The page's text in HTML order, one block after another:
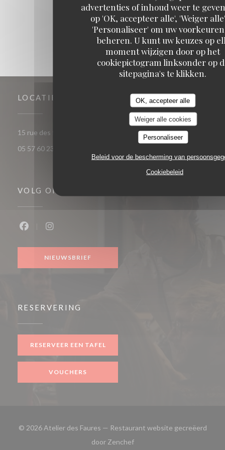
advertenties of inhoud weer te
op 'OK, accepteer alle', 'Weiger
'Personaliseer' om uw
beheren. U kunt uw keuzes op
moment wijzigen door op het
cookiepictogram linksonder op
sitepagina's te klikken.
OK, accepteer alle
Weiger alle cookies
Personaliseer
Beleid voor de bescherming van
Cookiebeleid
LOCATIE
15 rue des frères Bonie 33000 Bordeaux((opent in een nieuw
05 57 60 23 56
VOLG ONS
NIEUWSBRIEF
RESERVERING
RESERVEER EEN TAFEL
VOUCHERS
© 2026 Atelier des Faures — Restaurant website gecreëerd
door Zenchef((opent in een nieuw